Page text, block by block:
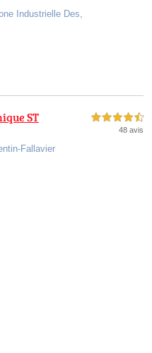
Industrielle Des,
ST
Fallavier
4,5 étoiles sur 5
48 avis